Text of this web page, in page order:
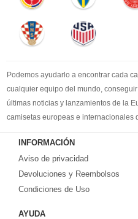
Podemos ayudarlo a encontrar cada
cualquier equipo del mundo,
últimas noticias y lanzamientos de la
camisetas europeas e internacionales
Comprecamisetas de futbol baratas
Europa. ¡Grandes ofertas en todas las
europeos e internacionales, todo a los
Compre nuestra gran selección de
equipaciones, camisetas y un portero
INFORMACIÓN
Aviso de privacidad
Devoluciones y Reembolsos
Condiciones de Uso
AYUDA